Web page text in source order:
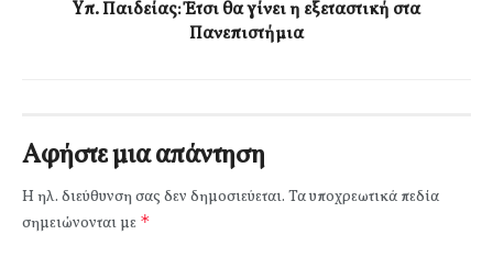
Yπ. Παιδείας: Έτσι θα γίνει η εξεταστική στα
Πανεπιστήμια
Αφήστε μια απάντηση
Η ηλ. διεύθυνση σας δεν δημοσιεύεται. Τα υποχρεωτικά πεδία
σημειώνονται με *